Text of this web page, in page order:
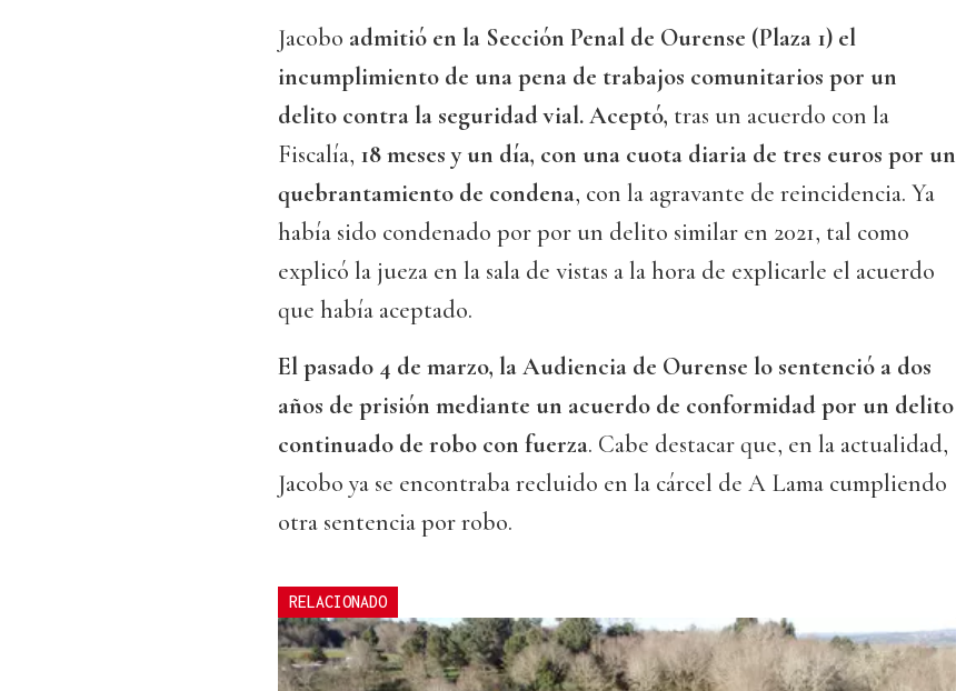
Jacobo admitió en la Sección Penal de Ourense (Plaza 1) el
incumplimiento de una pena de trabajos comunitarios por un
delito contra la seguridad vial. Aceptó, tras un acuerdo con la
Fiscalía, 18 meses y un día, con una cuota diaria de tres euros por un
quebrantamiento de condena, con la agravante de reincidencia. Ya
había sido condenado por por un delito similar en 2021, tal como
explicó la jueza en la sala de vistas a la hora de explicarle el acuerdo
que había aceptado.
El pasado 4 de marzo, la Audiencia de Ourense lo sentenció a dos
años de prisión mediante un acuerdo de conformidad por un delito
continuado de robo con fuerza. Cabe destacar que, en la actualidad,
Jacobo ya se encontraba recluido en la cárcel de A Lama cumpliendo
otra sentencia por robo.
RELACIONADO